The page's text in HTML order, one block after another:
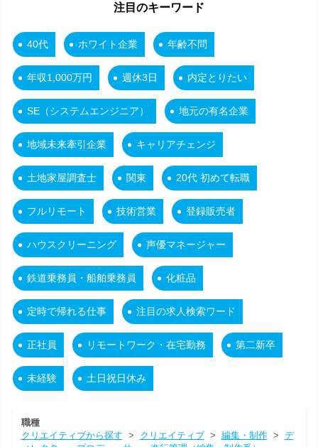
注目のキーワード
40代 ホワイト企業 年齢不問
年収1,000万円 週休3日 内定とりたい
SE（システムエンジニア） 地元の有名企業
地域未来牽引企業 キャリアチェンジ
土地家屋調査士 関東 20代 初めて転職
フルリモート 技術営業 登録販売者
ハウスクリーニング 声優マネージャー
鉄道乗務員・船舶乗務員 化粧品
定時で帰れる仕事 注目の求人検索ワード
正社員 リモートワーク・在宅勤務 第二新卒
未経験 土日祝日休み
職種
クリエイティブから探す > クリエイティブ> 編集・制作> デ